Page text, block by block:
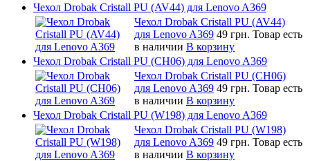
Чехол Drobak Cristall PU (AV44) для Lenovo A369
Чехол Drobak Cristall PU (AV44)
для Lenovo A369 49 грн. Товар есть
в наличии В корзину
Чехол Drobak Cristall PU (CH06) для Lenovo A369
Чехол Drobak Cristall PU (CH06)
для Lenovo A369 49 грн. Товар есть
в наличии В корзину
Чехол Drobak Cristall PU (W198) для Lenovo A369
Чехол Drobak Cristall PU (W198)
для Lenovo A369 49 грн. Товар есть
в наличии В корзину